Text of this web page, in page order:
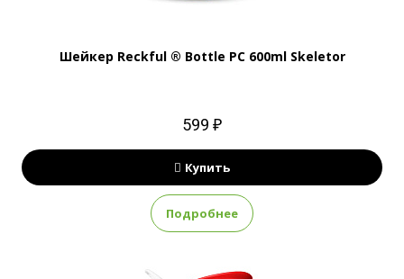
Шейкер Reckful ® Bottle PC 600ml Skeletor
599 ₽
Купить
Подробнее